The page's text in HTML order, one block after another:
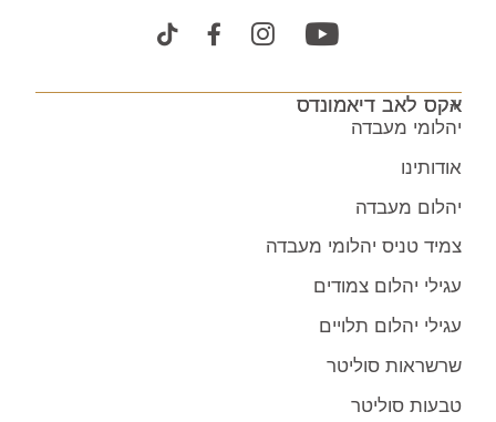
אקס לאב דיאמונדס
יהלומי מעבדה
אודותינו
יהלום מעבדה
צמיד טניס יהלומי מעבדה
עגילי יהלום צמודים
עגילי יהלום תלויים
שרשראות סוליטר
טבעות סוליטר